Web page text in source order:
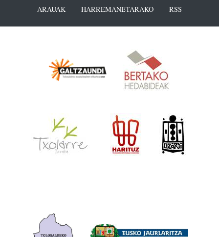
ARAUAK
HARREMANETARAKO RSS